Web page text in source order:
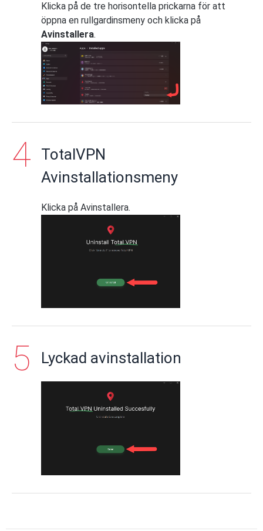
Klicka på de tre horisontella prickarna för att
öppna en rullgardinsmeny och klicka på
Avinstallera.
TotalVPN
Avinstallationsmeny
Klicka på Avinstallera.
Lyckad avinstallation